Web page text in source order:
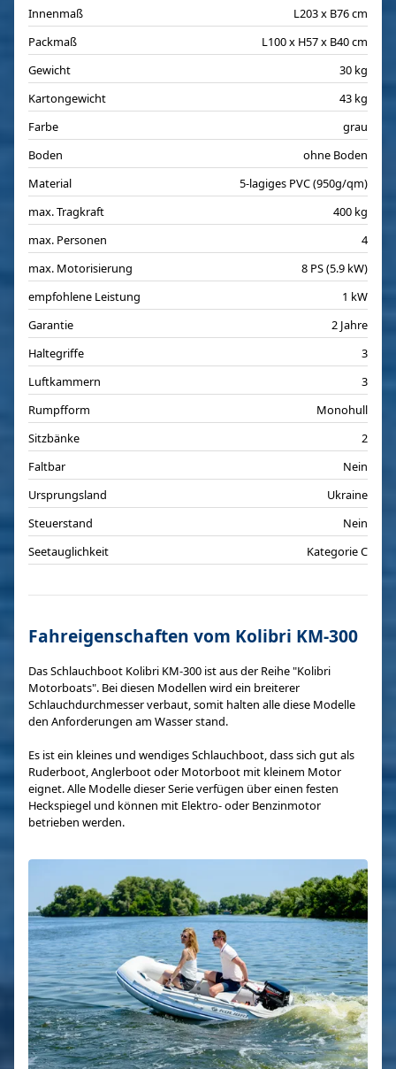
Innenmaß
L203 x B76 cm
Packmaß
L100 x H57 x B40 cm
Gewicht
30 kg
Kartongewicht
43 kg
Farbe
grau
Boden
ohne Boden
Material
5-lagiges PVC (950g/qm)
max. Tragkraft
400 kg
max. Personen
4
max. Motorisierung
8 PS (5.9 kW)
empfohlene Leistung
1 kW
Garantie
2 Jahre
Haltegriffe
3
Luftkammern
3
Rumpfform
Monohull
Sitzbänke
2
Faltbar
Nein
Ursprungsland
Ukraine
Steuerstand
Nein
Seetauglichkeit
Kategorie C
Fahreigenschaften vom Kolibri KM-300
Das Schlauchboot Kolibri KM-300 ist aus der Reihe "Kolibri
Motorboats". Bei diesen Modellen wird ein breiterer
Schlauchdurchmesser verbaut, somit halten alle diese Modelle
den Anforderungen am Wasser stand.
Es ist ein kleines und wendiges Schlauchboot, dass sich gut als
Ruderboot, Anglerboot oder Motorboot mit kleinem Motor
eignet. Alle Modelle dieser Serie verfügen über einen festen
Heckspiegel und können mit Elektro- oder Benzinmotor
betrieben werden.